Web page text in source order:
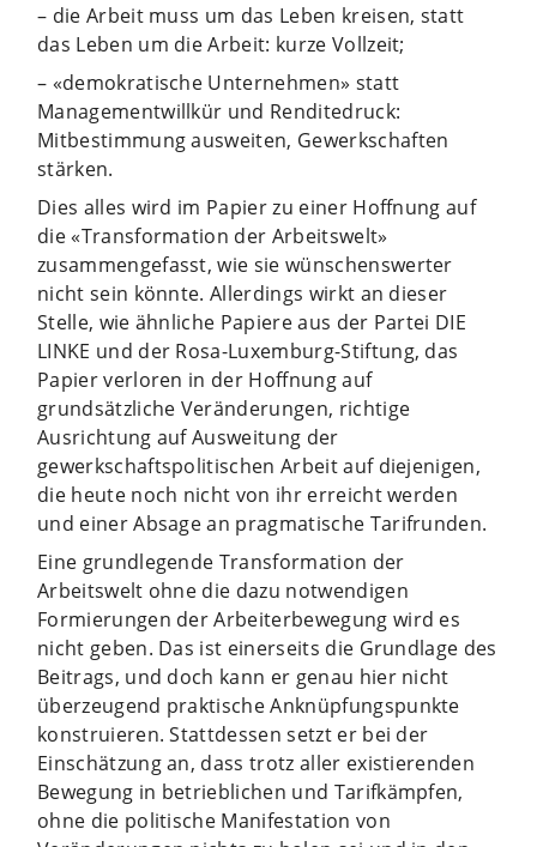
– die Arbeit muss um das Leben kreisen, statt
das Leben um die Arbeit: kurze Vollzeit;
– «demokratische Unternehmen» statt
Managementwillkür und Renditedruck:
Mitbestimmung ausweiten, Gewerkschaften
stärken.
Dies alles wird im Papier zu einer Hoffnung auf
die «Transformation der Arbeitswelt»
zusammengefasst, wie sie wünschenswerter
nicht sein könnte. Allerdings wirkt an dieser
Stelle, wie ähnliche Papiere aus der Partei DIE
LINKE und der Rosa-Luxemburg-Stiftung, das
Papier verloren in der Hoffnung auf
grundsätzliche Veränderungen, richtige
Ausrichtung auf Ausweitung der
gewerkschaftspolitischen Arbeit auf diejenigen,
die heute noch nicht von ihr erreicht werden
und einer Absage an pragmatische Tarifrunden.
Eine grundlegende Transformation der
Arbeitswelt ohne die dazu notwendigen
Formierungen der Arbeiterbewegung wird es
nicht geben. Das ist einerseits die Grundlage des
Beitrags, und doch kann er genau hier nicht
überzeugend praktische Anknüpfungspunkte
konstruieren. Stattdessen setzt er bei der
Einschätzung an, dass trotz aller existierenden
Bewegung in betrieblichen und Tarifkämpfen,
ohne die politische Manifestation von